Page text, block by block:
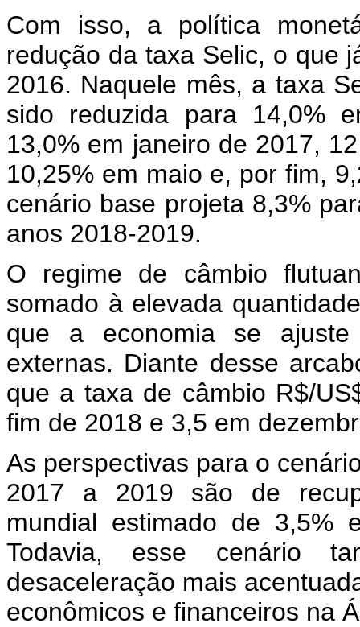
Com isso, a política
redução da taxa Selic, o que
2016. Naquele mês, a taxa
sido reduzida para 14,0%
13,0% em janeiro de 2017,
10,25% em maio e, por fim,
cenário base projeta 8,3%
anos 2018-2019.
O regime de câmbio
somado à elevada
que a economia se
externas. Diante desse
que a taxa de câmbio R$/
fim de 2018 e 3,5 em
As perspectivas para o
2017 a 2019 são de
mundial estimado de 3,5%
Todavia, esse cenário
desaceleração mais
econômicos e financeiros na